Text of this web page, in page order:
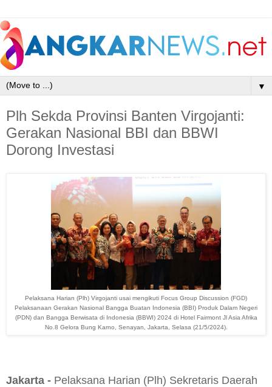
▼
Plh Sekda Provinsi Banten Virgojanti:
Gerakan Nasional BBI dan BBWI
Dorong Investasi
Pelaksana Harian (Plh) Virgojanti usai mengikuti Focus Group Discussion (FGD)
Pelaksanaan Gerakan Nasional Bangga Buatan Indonesia (BBI) Produk Dalam Negeri
(PDN) dan Bangga Berwisata di Indonesia (BBWI) 2024 di Hotel Fairmont Jl Asia Afrika
No.8 Gelora Bung Karno, Senayan, Jakarta, Selasa (21/5/2024).
Jakarta - Pelaksana Harian (Plh) Sekretaris Daerah